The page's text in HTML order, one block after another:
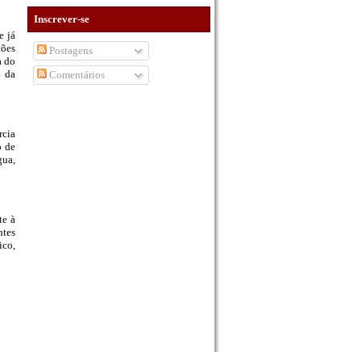
já
do
da
de
à
Inscrever-se
Postagens
Comentários